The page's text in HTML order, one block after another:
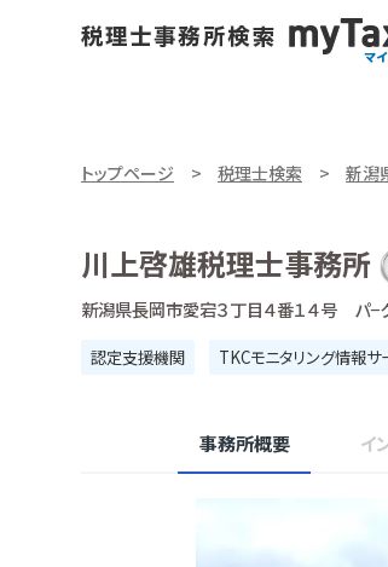
トップページ 税理士検索 新潟
川上啓雄税理士事務所
新潟県長岡市愛宕３丁目４番１４号 パ−
認定支援機関 TKCモニタリング情報サ
事務所概要 イ